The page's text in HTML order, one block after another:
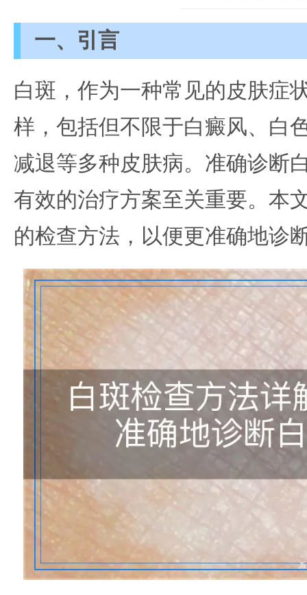
一、引言
白斑，作为一种常见的皮肤症
样，包括但不限于白癜风、白
减退等多种皮肤病。准确诊断
有效的治疗方案至关重要。本
的检查方法，以便更准确地诊